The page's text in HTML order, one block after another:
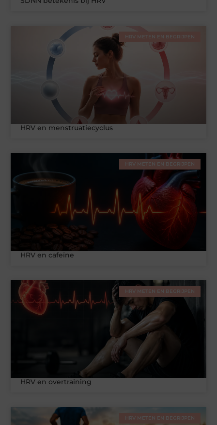
HRV METEN EN BEGRIJPEN
HRV en menstruatiecyclus
HRV METEN EN BEGRIJPEN
HRV en cafeïne
HRV METEN EN BEGRIJPEN
HRV en overtraining
HRV METEN EN BEGRIJPEN